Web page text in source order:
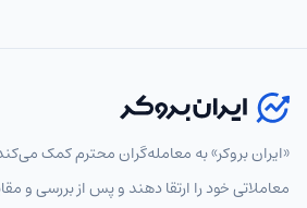
«ایران بروکر» به معامله‌گران محترم کمک
معاملاتی خود را ارتقا دهند و پس از بررسی و